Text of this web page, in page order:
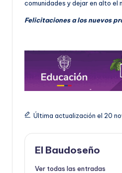
comunidades y dejar en alto el
Felicitaciones a los nuevos
Última actualización el 20
El Baudoseño
Ver todas las entradas